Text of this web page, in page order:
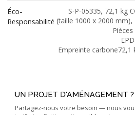
Éco-
Responsabilité
S-P-05335, 72,1 kg
(taille 1000 x 2000
Empreinte carbone72,1
UN PROJET D'AMÉNAGEMENT ?
Partagez-nous votre besoin — nous